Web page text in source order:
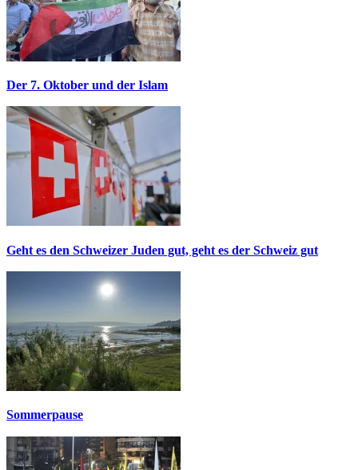
Der 7. Oktober und der Islam
Geht es den Schweizer Juden gut, geht es der Schweiz gut
Sommerpause